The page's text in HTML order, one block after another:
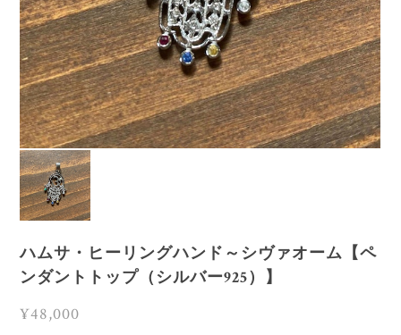
ハムサ・ヒーリングハンド～シヴァオーム【ペ
ンダントトップ（シルバー925）】
¥48,000